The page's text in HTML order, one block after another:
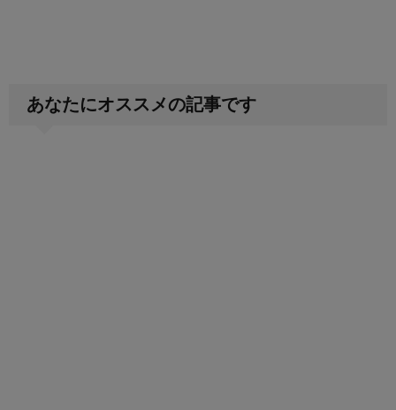
あなたにオススメの記事です